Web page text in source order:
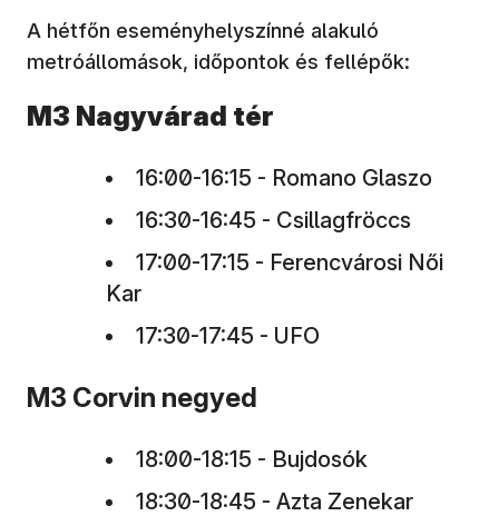
A hétfőn eseményhelyszínné alakuló
metróállomások, időpontok és fellépők:
M3 Nagyvárad tér
16:00-16:15 - Romano Glaszo
16:30-16:45 - Csillagfröccs
17:00-17:15 - Ferencvárosi Női
Kar
17:30-17:45 - UFO
M3 Corvin negyed
18:00-18:15 - Bujdosók
18:30-18:45 - Azta Zenekar